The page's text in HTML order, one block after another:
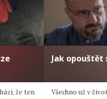
že ten
Jak opouštět
Všechno už v